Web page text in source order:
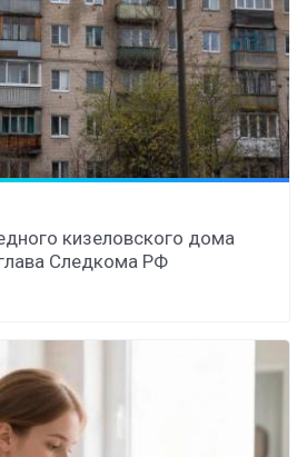
кизеловского дома
Следкома РФ